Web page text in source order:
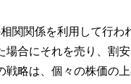
関関係を利用して行
場合にそれを売り、割
戦略は、個々の株価の